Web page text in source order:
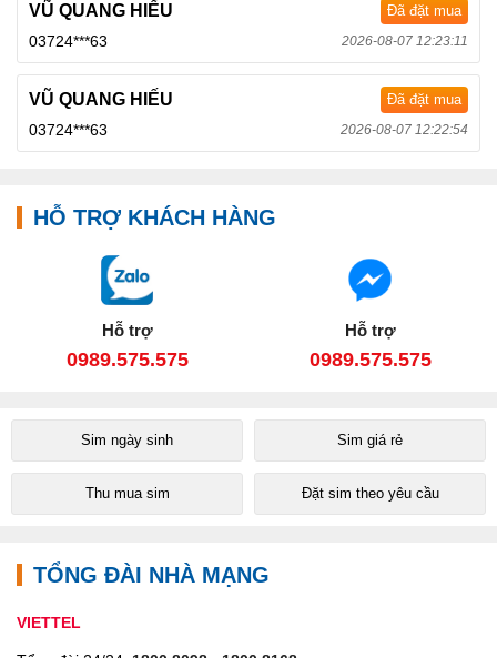
VŨ QUANG HIẾU Đã đặt mua
03724***63 2026-08-07 12:23:11
VŨ QUANG HIẾU Đã đặt mua
03724***63 2026-08-07 12:22:54
HỖ TRỢ KHÁCH HÀNG
Hỗ trợ
0989.575.575
Hỗ trợ
0989.575.575
Sim ngày sinh Sim giá rẻ
Thu mua sim Đặt sim theo yêu cầu
TỔNG ĐÀI NHÀ MẠNG
VIETTEL